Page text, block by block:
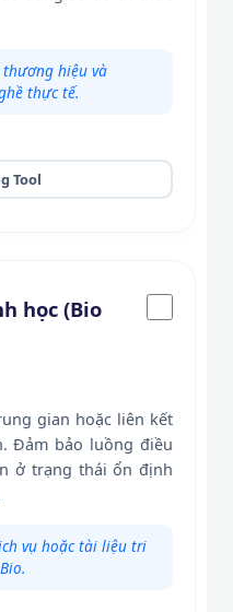
hiệu và
thực tế.
Tool
học (Bio
gian hoặc liên kết
Đảm bảo luồng điều
ở trạng thái ổn định
vụ hoặc tài liệu tri